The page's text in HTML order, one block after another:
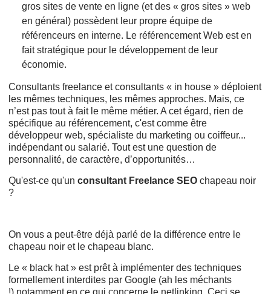
gros sites de vente en ligne (et des « gros sites » web
en général) possèdent leur propre équipe de
référenceurs en interne. Le référencement Web est en
fait stratégique pour le développement de leur
économie.
Consultants freelance et consultants « in house » déploient
les mêmes techniques, les mêmes approches. Mais, ce
n’est pas tout à fait le même métier. A cet égard, rien de
spécifique au référencement, c'est comme être
développeur web, spécialiste du marketing ou coiffeur...
indépendant ou salarié. Tout est une question de
personnalité, de caractère, d’opportunités…
Qu'est-ce qu'unconsultant Freelance SEOchapeau noir
?
On vous a peut-être déjà parlé de la différence entre le
chapeau noir et le chapeau blanc.
Le « black hat » est prêt à implémenter des techniques
formellement interdites par Google (ah les méchants
!).notamment en ce qui concerne le netlinking. Ceci se